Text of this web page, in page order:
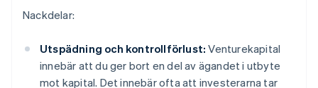
Nackdelar:
Utspädning och kontrollförlust: Venturekapital
innebär att du ger bort en del av ägandet i utbyte
mot kapital. Det innebär ofta att investerarna tar